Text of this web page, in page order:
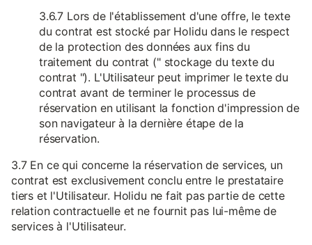
3.6.7 Lors de l'établissement d'une offre, le texte
du contrat est stocké par Holidu dans le respect
de la protection des données aux fins du
traitement du contrat (" stockage du texte du
contrat "). L'Utilisateur peut imprimer le texte du
contrat avant de terminer le processus de
réservation en utilisant la fonction d'impression de
son navigateur à la dernière étape de la
réservation.
3.7 En ce qui concerne la réservation de services, un
contrat est exclusivement conclu entre le prestataire
tiers et l'Utilisateur. Holidu ne fait pas partie de cette
relation contractuelle et ne fournit pas lui-même de
services à l'Utilisateur.